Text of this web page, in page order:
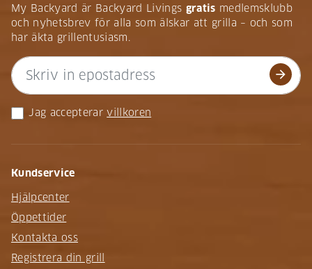
My Backyard är Backyard Livings gratis medlemsklubb
och nyhetsbrev för alla som älskar att grilla – och som
har äkta grillentusiasm.
arrow_forward
Jag accepterar villkoren
Kundservice
Hjälpcenter
Öppettider
Kontakta oss
Registrera din grill